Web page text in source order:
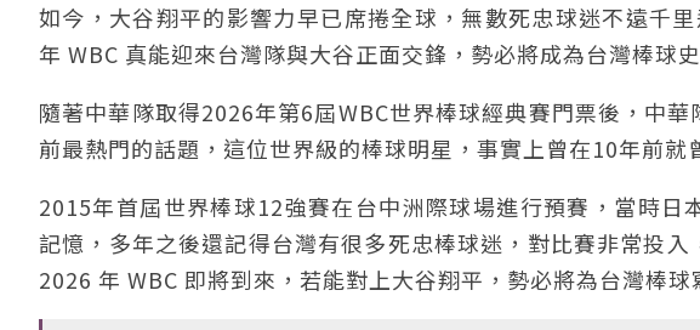
如今，大谷翔平的影響力早已席捲全球，無數死忠球迷不遠千
年 WBC 真能迎來台灣隊與大谷正面交鋒，勢必將成為台灣棒球
隨著中華隊取得2026年第6屆WBC世界棒球經典賽門票後，中
前最熱門的話題，這位世界級的棒球明星，事實上曾在10年前就
2015年首屆世界棒球12強賽在台中洲際球場進行預賽，當時日
記憶，多年之後還記得台灣有很多死忠棒球迷，對比賽非常投
2026 年 WBC 即將到來，若能對上大谷翔平，勢必將為台灣棒球